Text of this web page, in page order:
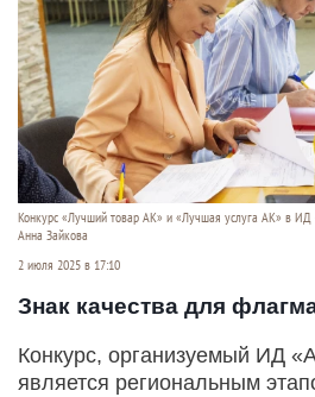
Конкурс «Лучший товар АК» и «Лучшая услуга АК» в ИД
Анна Зайкова
2 июля 2025 в 17:10
Знак качества для
Конкурс, организуемый ИД
является региональным